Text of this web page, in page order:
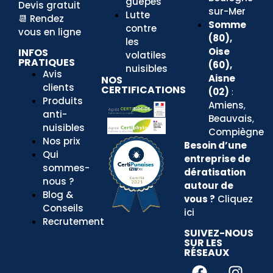
Devis gratuit
📆 Rendez
vous en ligne
INFOS
PRATIQUES
Avis
clients
Produits
anti-
nuisibles
Nos prix
Qui
sommes-
nous ?
Blog &
Conseils
Recrutement
Lutte
contre
les
volatiles
nuisibles
NOS
CERTIFICATIONS
sur-Mer
Somme
(80),
Oise
(60),
Aisne
(02) :
Amiens,
Beauvais,
Compiègne
Besoin d’une
entreprisede
dératisation
autour de
vous ? Cliquez
ici
SUIVEZ-NOUS
SUR LES
RÉSEAUX